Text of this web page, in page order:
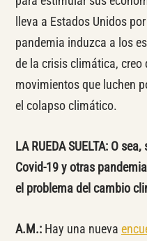
lleva a Estados Unidos
pandemia induzca a los
de la crisis climática, creo
movimientos que luchen
el colapso climático.
LA RUEDA SUELTA: O
Covid-19 y otras
el problema del cambio
A.M.: Hay una nueva